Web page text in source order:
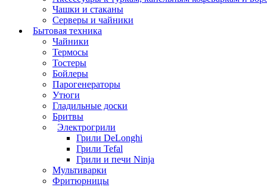
Чашки и стаканы
Серверы и чайники
Бытовая техника
Чайники
Термосы
Тостеры
Бойлеры
Парогенераторы
Утюги
Гладильные доски
Бритвы
Электрогрили
Грили DeLonghi
Грили Tefal
Грили и печи Ninja
Мультиварки
Фритюрницы